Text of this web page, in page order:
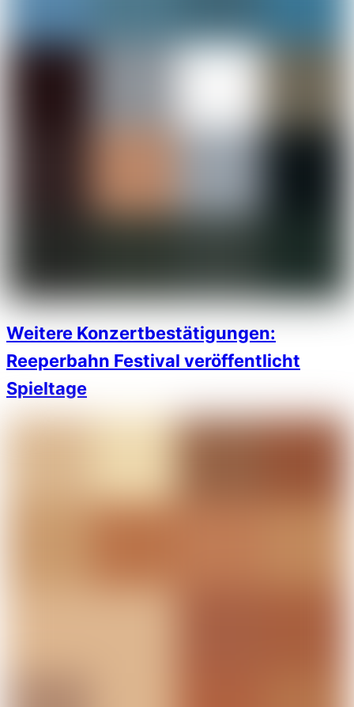
Weitere Konzertbestätigungen:
Reeperbahn Festival veröffentlicht
Spieltage